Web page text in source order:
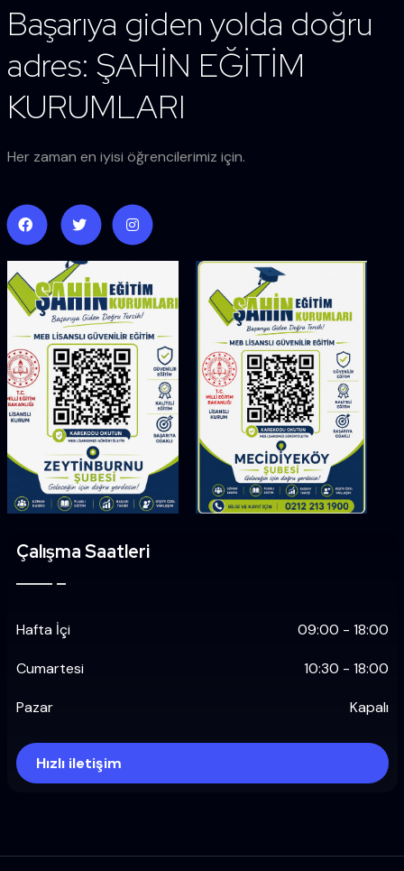
Başarıya giden yolda doğru
adres: ŞAHİN EĞİTİM
KURUMLARI
Her zaman en iyisi öğrencilerimiz için.
Çalışma Saatleri
Hafta İçi 09:00 - 18:00
Cumartesi 10:30 - 18:00
Pazar Kapalı
Hızlı iletişim